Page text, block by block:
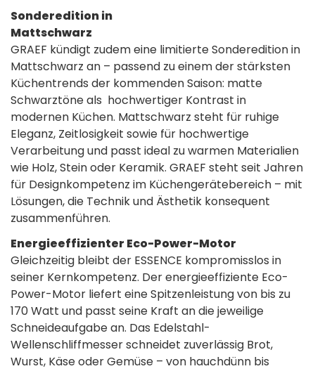
Sonderedition in
Mattschwarz
GRAEF kündigt zudem eine limitierte Sonderedition in
Mattschwarz an – passend zu einem der stärksten
Küchentrends der kommenden Saison: matte
Schwarztöne als hochwertiger Kontrast in
modernen Küchen. Mattschwarz steht für ruhige
Eleganz, Zeitlosigkeit sowie für hochwertige
Verarbeitung und passt ideal zu warmen Materialien
wie Holz, Stein oder Keramik. GRAEF steht seit Jahren
für Designkompetenz im Küchengerätebereich – mit
Lösungen, die Technik und Ästhetik konsequent
zusammenführen.
Energieeffizienter Eco-Power-Motor
Gleichzeitig bleibt der ESSENCE kompromisslos in
seiner Kernkompetenz. Der energieeffiziente Eco-
Power-Motor liefert eine Spitzenleistung von bis zu
170 Watt und passt seine Kraft an die jeweilige
Schneideaufgabe an. Das Edelstahl-
Wellenschliffmesser schneidet zuverlässig Brot,
Wurst, Käse oder Gemüse – von hauchdünn bis